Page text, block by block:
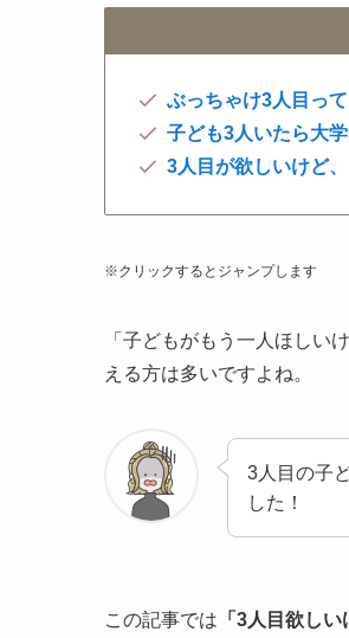
ぶっちゃけ3人目っ
子ども3人いたら大
3人目が欲しいけど
※クリックするとジャンプします
「子どもがもう一人ほしい
える方は多いですよね。
3人目の子
した！
この記事では 「3人目欲し